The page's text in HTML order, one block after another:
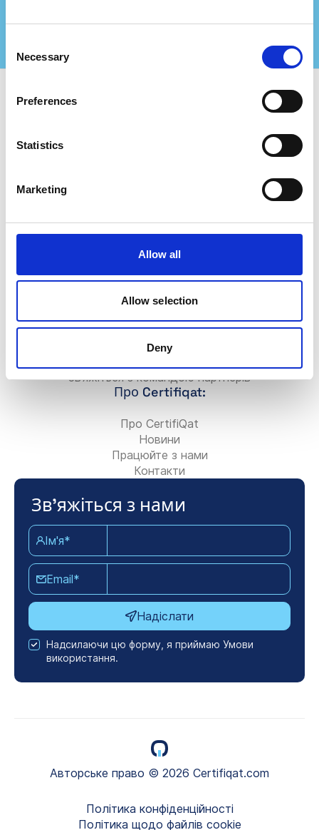
Selection
Necessary
Preferences
Statistics
Marketing
Allow all
Allow selection
Deny
Використовуйте Certifiqat та знайдіть:
Додати нову компанію
FAQ
Значок Certifiqat
Зв’яжіться з командою продажів
Зв’яжіться з командою підтримки
Станьте консультантом-партнером
Зв’яжіться з командою партнерів
Про Certifiqat:
Про CertifiQat
Новини
Працюйте з нами
Контакти
Зв'яжіться з нами
Ім'я*
Email*
Надіслати
Надсилаючи цю форму, я приймаю Умови
використання.
Авторське право © 2026 Certifiqat.com
Політика конфіденційності
Політика щодо файлів cookie